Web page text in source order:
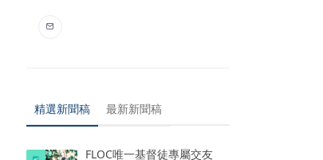
精選新聞稿 最新新聞稿
FLOC唯一基督徒專屬交友